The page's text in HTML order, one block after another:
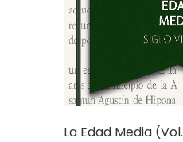
La Edad Media